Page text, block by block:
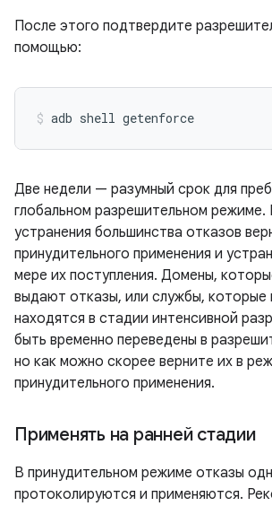
После этого подтвердите
помощью:
Две недели — разумный срок для
глобальном разрешительном режиме.
устранения большинства отказов
принудительного применения и
мере их поступления. Домены,
выдают отказы, или службы, которые
находятся в стадии интенсивной
быть временно переведены в
но как можно скорее верните их в
принудительного применения.
Применять на ранней стадии
В принудительном режиме отказы
протоколируются и применяются.